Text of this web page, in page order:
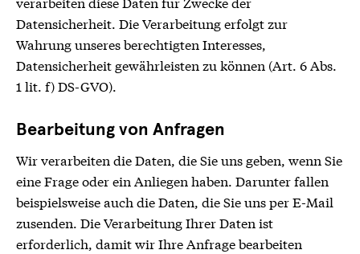
Datensicherheit. Die Verarbeitung erfolgt zur
Wahrung unseres berechtigten Interesses,
Datensicherheit gewährleisten zu können (Art. 6 Abs.
1 lit. f) DS-GVO).
Bearbeitung von Anfragen
Wir verarbeiten die Daten, die Sie uns geben, wenn Sie
eine Frage oder ein Anliegen haben. Darunter fallen
beispielsweise auch die Daten, die Sie uns per E-Mail
zusenden. Die Verarbeitung Ihrer Daten ist
erforderlich, damit wir Ihre Anfrage bearbeiten